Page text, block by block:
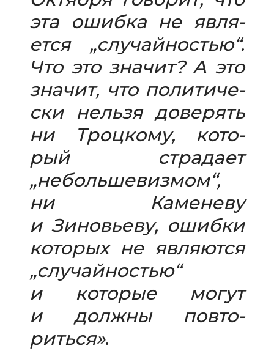
эта ошибка не явля­
ется „слу­чай­но­стью“.
Что это зна­чит? А это
зна­чит, что поли­ти­че­
ски нельзя дове­рять
ни Троцкому, кото­
рый стра­дает
„неболь­ше­виз­мом“,
ни Каменеву
и Зиновьеву, ошибки
кото­рых не явля­ются
„слу­чай­но­стью“
и кото­рые могут
и должны повто­
риться».